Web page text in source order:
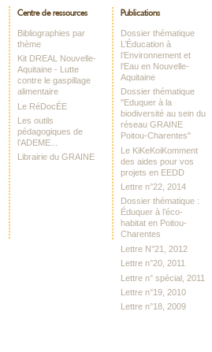
Centre de ressources
Bibliographies par
thème
Kit DREAL Nouvelle-
Aquitaine - Lutte
contre le gaspillage
alimentaire
Le RéDocÉE
Les outils
pédagogiques de
l’ADEME...
Librairie du GRAINE
Publications
Dossier thématique
L’Éducation à
l’Environnement et
l’Eau en Nouvelle-
Aquitaine
Dossier thématique
"Eduquer à la
biodiversité au sein du
réseau GRAINE
Poitou-Charentes"
Le KiKeKoiKomment
des aides pour vos
projets en EEDD
Lettre n°22, 2014
Dossier thématique :
Éduquer à l’éco-
habitat en Poitou-
Charentes
Lettre N°21, 2012
Lettre n°20, 2011
Lettre n° spécial, 2011
Lettre n°19, 2010
Lettre n°18, 2009